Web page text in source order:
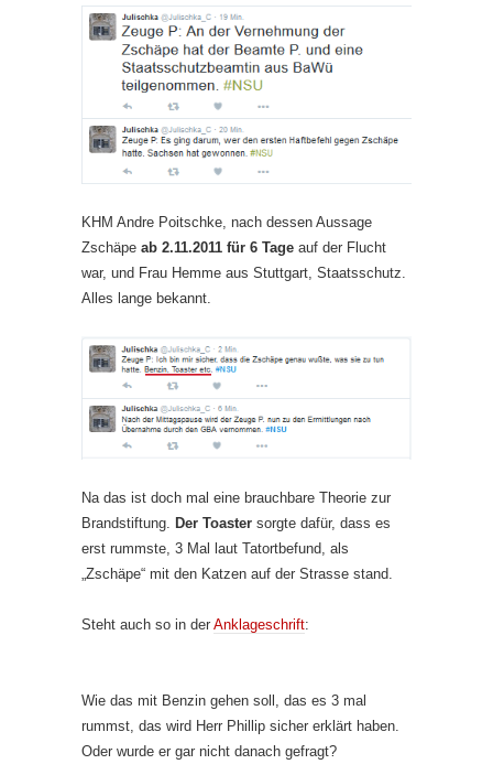
KHM Andre Poitschke, nach dessen Aussage
Zschäpe ab 2.11.2011 für 6 Tage auf der Flucht
war, und Frau Hemme aus Stuttgart, Staatsschutz.
Alles lange bekannt.
Na das ist doch mal eine brauchbare Theorie zur
Brandstiftung. Der Toaster sorgte dafür, dass es
erst rummste, 3 Mal laut Tatortbefund, als
„Zschäpe“ mit den Katzen auf der Strasse stand.
Steht auch so in der Anklageschrift:
Wie das mit Benzin gehen soll, das es 3 mal
rummst, das wird Herr Phillip sicher erklärt haben.
Oder wurde er gar nicht danach gefragt?